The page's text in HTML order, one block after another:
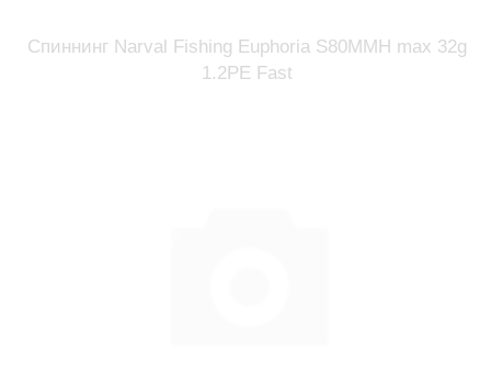
Спиннинг Narval Fishing Euphoria S80MMH max 32g
1.2PE Fast